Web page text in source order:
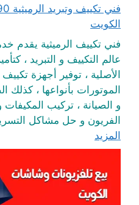
الكويت
فني تكييف الرميثية يقدم
عالم التكييف و التبريد ،
الأصلية ، توفير أجهزة
الموتورات بأنواعها ،
و الصيانة ، تركيب المكيفات و
الفريون و حل مشاكل
المزيد